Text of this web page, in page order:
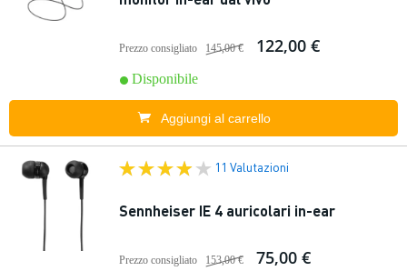
Prezzo consigliato 145,00 € 122,00 €
Disponibile
Aggiungi al carrello
11 Valutazioni
Sennheiser IE 4 auricolari in-ear
Prezzo consigliato 153,00 € 75,00 €